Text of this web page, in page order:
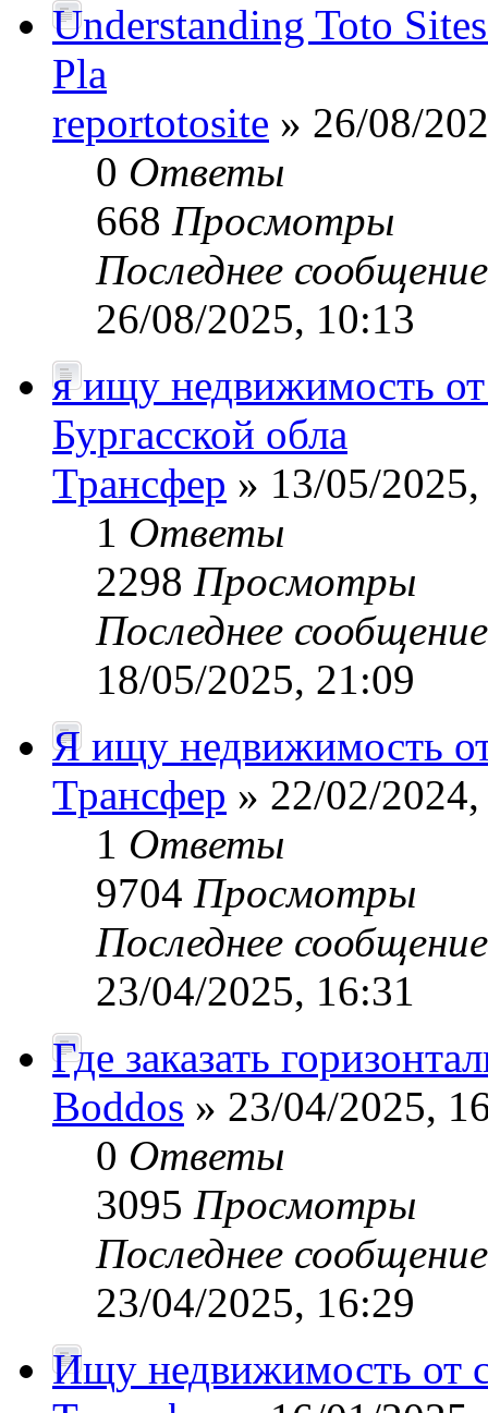
Understanding Toto
Pla
reportotosite » 26/08/
0 Ответы
668 Просмотры
Последнее
26/08/2025, 10:13
я ищу недвижимость от
Бургасской обла
Трансфер » 13/05/
1 Ответы
2298 Просмотры
Последнее
18/05/2025, 21:09
Я ищу недвижимость
Трансфер » 22/02/
1 Ответы
9704 Просмотры
Последнее
23/04/2025, 16:31
Где заказать
Boddos » 23/04/2025,
0 Ответы
3095 Просмотры
Последнее
23/04/2025, 16:29
Ищу недвижимость от